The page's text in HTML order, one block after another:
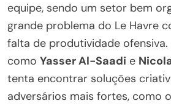
equipe, sendo um setor bem
grande problema do Le Havre
falta de produtividade
como Yasser Al-Saadi e
tenta encontrar soluções
adversários mais fortes, como